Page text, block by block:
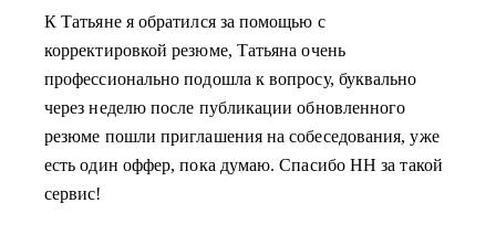
К Татьяне я обратился за помощью с
корректировкой резюме, Татьяна очень
профессионально подошла к вопросу, буквально
через неделю после публикации обновленного
резюме пошли приглашения на собеседования, уже
есть один оффер, пока думаю. Спасибо HH за такой
сервис!